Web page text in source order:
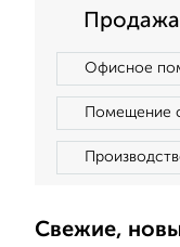
Офисное
Помещение
Свежие,